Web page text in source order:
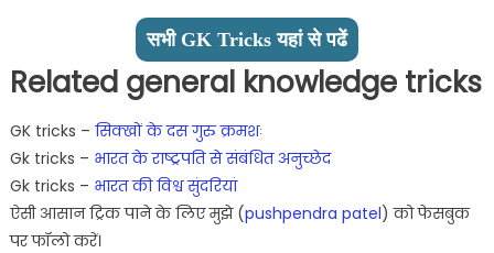
सभी GK Tricks यहां से पढें
Related general knowledge tricks
GK tricks – सिक्खों के दस गुरु क्रमशः
Gk tricks – भारत के राष्ट्रपति से संबंधित अनुच्छेद
Gk tricks – भारत की विश्व सुंदरियां
ऐसी आसान ट्रिक पाने के लिए मुझे (pushpendra patel) को फेसबुक
पर फॉलो करें।